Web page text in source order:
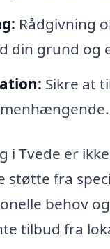
Rådgivning
din grund og
Sikre at
i Tvede er
støtte fra
behov
tilbud fra